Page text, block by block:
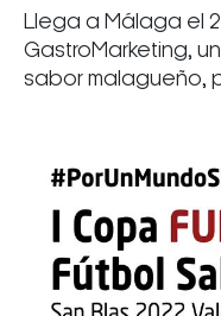
Llega a Málaga el
GastroMarketing,
sabor malagueño,